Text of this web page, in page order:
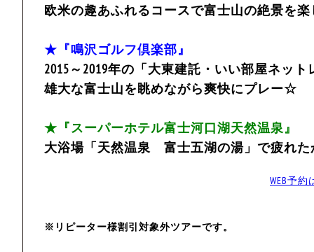
欧米の趣あふれるコースで富士山の絶景を
★『鳴沢ゴルフ倶楽部』
2015～2019年の「大東建託・いい部屋ネッ
雄大な富士山を眺めながら爽快にプレー☆
★『スーパーホテル富士河口湖天然温泉』
大浴場「天然温泉 富士五湖の湯」で疲れた
WEB予
※リピーター様割引対象外ツアーです。